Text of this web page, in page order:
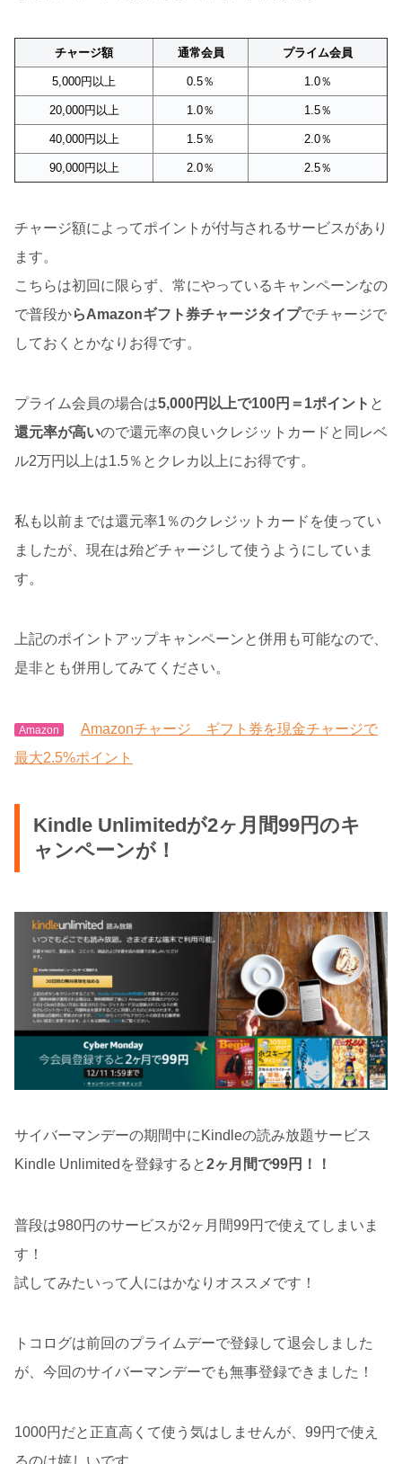
チャージ額 通常会員 プライム会員
5,000円以上 0.5％ 1.0％
20,000円以上 1.0％ 1.5％
40,000円以上 1.5％ 2.0％
90,000円以上 2.0％ 2.5％
チャージ額によってポイントが付与されるサービスがあり
ます。
こちらは初回に限らず、常にやっているキャンペーンなの
で普段からAmazonギフト券チャージタイプでチャージで
しておくとかなりお得です。
プライム会員の場合は5,000円以上で100円＝1ポイント と
還元率が高いので還元率の良いクレジットカードと同レベ
ル2万円以上は1.5％とクレカ以上にお得です。
私も以前までは還元率1％のクレジットカードを使ってい
ましたが、現在は殆どチャージして使うようにしていま
す。
上記のポイントアップキャンペーンと併用も可能なので、
是非とも併用してみてください。
Amazon
Amazonチャージ ギフト券を現金チャージで
最大2.5%ポイント
Kindle Unlimitedが2ヶ月間99円のキ
ャンペーンが！
サイバーマンデーの期間中にKindleの読み放題サービス
Kindle Unlimitedを登録すると2ヶ月間で99円！！
普段は980円のサービスが2ヶ月間99円で使えてしまいま
す！
試してみたいって人にはかなりオススメです！
トコログは前回のプライムデーで登録して退会しました
が、今回のサイバーマンデーでも無事登録できました！
1000円だと正直高くて使う気はしませんが、99円で使え
るのは嬉しいです。